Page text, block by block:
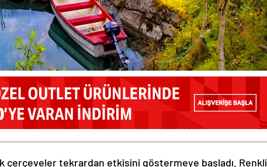
çerçeveler tekrardan etkisini göstermeye başladı. Renkli